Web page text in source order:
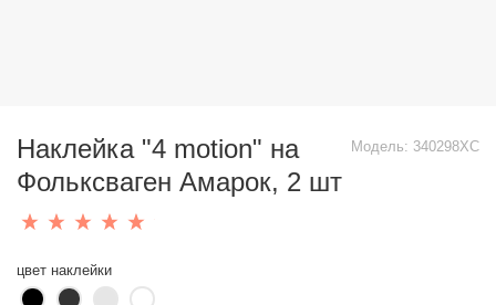
Модель: 340298XC
Наклейка "4 motion" на
Фольксваген Амарок, 2 шт
цвет наклейки